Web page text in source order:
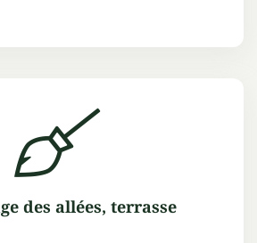
des allées, terrasse